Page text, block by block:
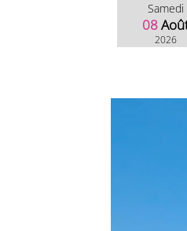
Samedi
08
2026